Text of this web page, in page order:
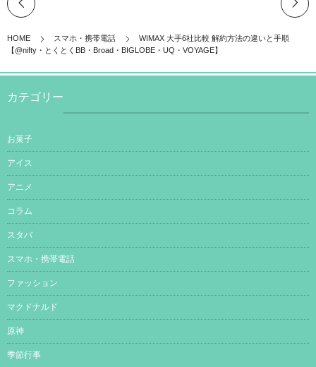
HOME スマホ・携帯電話
WIMAX 大手6社比較 解約方法の違いと手順
【@nifty・とくとくBB・Broad・BIGLOBE・UQ・VOYAGE】
カテゴリー
お菓子
アイス
アニメ
コラム
スタバ
スマホ・携帯電話
ファッション
マクドナルド
原神
季節行事